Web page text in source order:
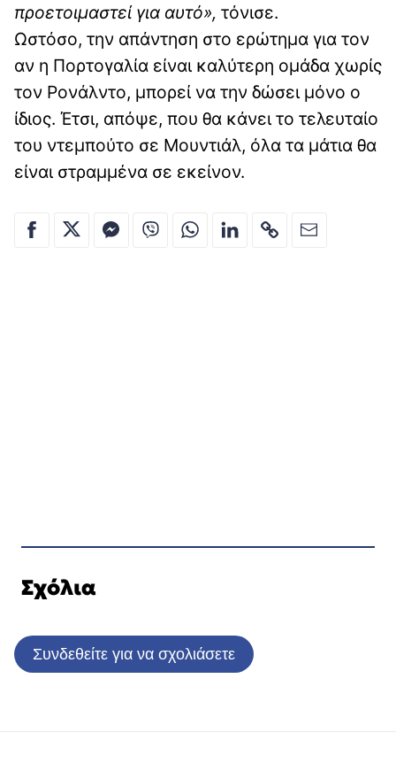
προετοιμαστεί για αυτό», τόνισε.
Ωστόσο, την απάντηση στο ερώτημα για τον
αν η Πορτογαλία είναι καλύτερη ομάδα χωρίς
τον Ρονάλντο, μπορεί να την δώσει μόνο ο
ίδιος. Έτσι, απόψε, που θα κάνει το τελευταίο
του ντεμπούτο σε Μουντιάλ, όλα τα μάτια θα
είναι στραμμένα σε εκείνον.
Σχόλια
Συνδεθείτε για να σχολιάσετε